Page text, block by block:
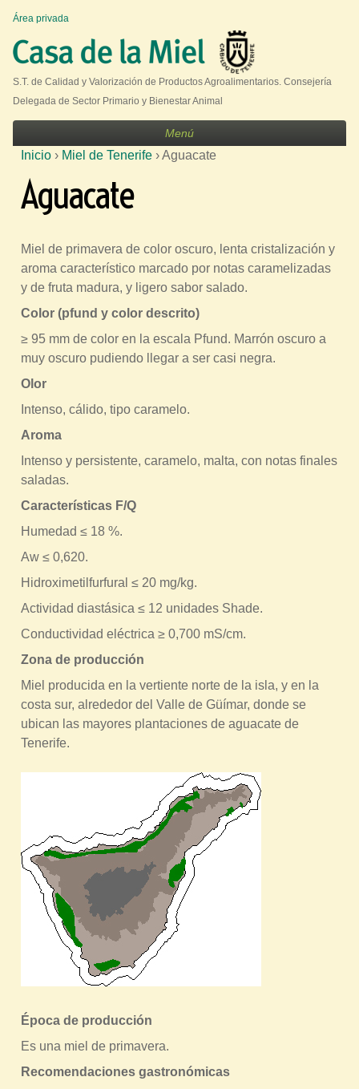
S.T. de Calidad y Valorización de Productos Agroalimentarios. Consejería
Delegada de Sector Primario y Bienestar Animal
U
s
e
r
m
e
u
Área privada
Menú
S
e
n
c
u
e
n
t
r
a
u
s
t
e
d
a
q
u
í
Inicio › Miel de Tenerife ›Aguacate
Aguacate
Miel de primavera de color oscuro, lenta cristalización y
aroma característico marcado por notas caramelizadas
y de fruta madura, y ligero sabor salado.
Color (pfund y color descrito)
≥ 95 mm de color en la escala Pfund. Marrón oscuro a
muy oscuro pudiendo llegar a ser casi negra.
Olor
Intenso, cálido, tipo caramelo.
Aroma
Intenso y persistente, caramelo, malta, con notas finales
saladas.
Características F/Q
Humedad ≤ 18 %.
Aw ≤ 0,620.
Hidroximetilfurfural ≤ 20 mg/kg.
Actividad diastásica ≤ 12 unidades Shade.
Conductividad eléctrica ≥ 0,700 mS/cm.
Zona de producción
Miel producida en la vertiente norte de la isla, y en la
costa sur, alrededor del Valle de Güímar, donde se
ubican las mayores plantaciones de aguacate de
Tenerife.
Época de producción
Es una miel de primavera.
Recomendaciones gastronómicas